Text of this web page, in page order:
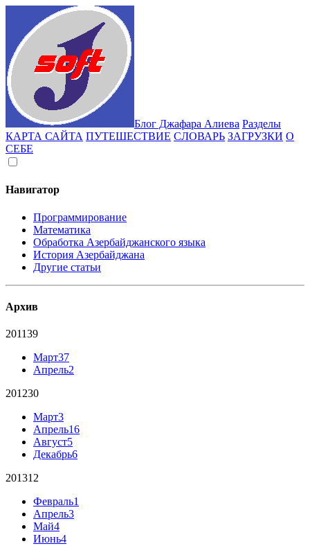
Блог Джафара Алиева Разделы
КАРТА САЙТА ПУТЕШЕСТВИЕ СЛОВАРЬ ЗАГРУЗКИ О
СЕБЕ
Навигатор
Программирование
Математика
Обработка Азербайджанского языка
История Азербайджана
Другие статьи
Архив
201139
Март37
Апрель2
201230
Март3
Апрель16
Август5
Декабрь6
201312
Февраль1
Апрель3
Май4
Июнь4